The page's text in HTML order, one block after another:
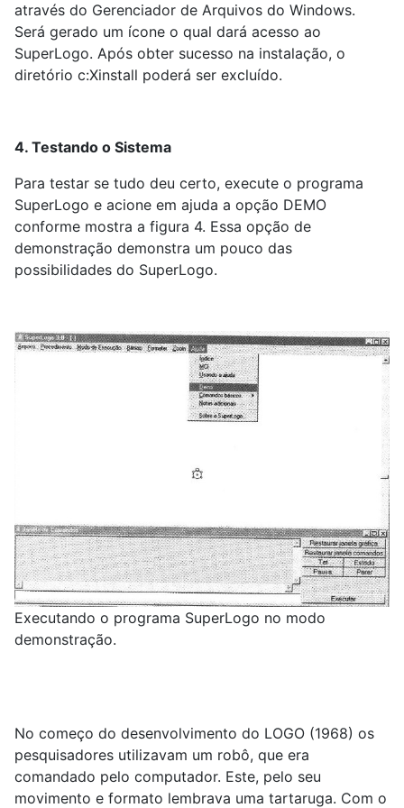
através do Gerenciador de Arquivos do Windows.
Será gerado um ícone o qual dará acesso ao
SuperLogo. Após obter sucesso na instalação, o
diretório c:Xinstall poderá ser excluído.
4. Testando o Sistema
Para testar se tudo deu certo, execute o programa
SuperLogo e acione em ajuda a opção DEMO
conforme mostra a figura 4. Essa opção de
demonstração demonstra um pouco das
possibilidades do SuperLogo.
Executando o programa SuperLogo no modo
demonstração.
No começo do desenvolvimento do LOGO (1968) os
pesquisadores utilizavam um robô, que era
comandado pelo computador. Este, pelo seu
movimento e formato lembrava uma tartaruga. Com o